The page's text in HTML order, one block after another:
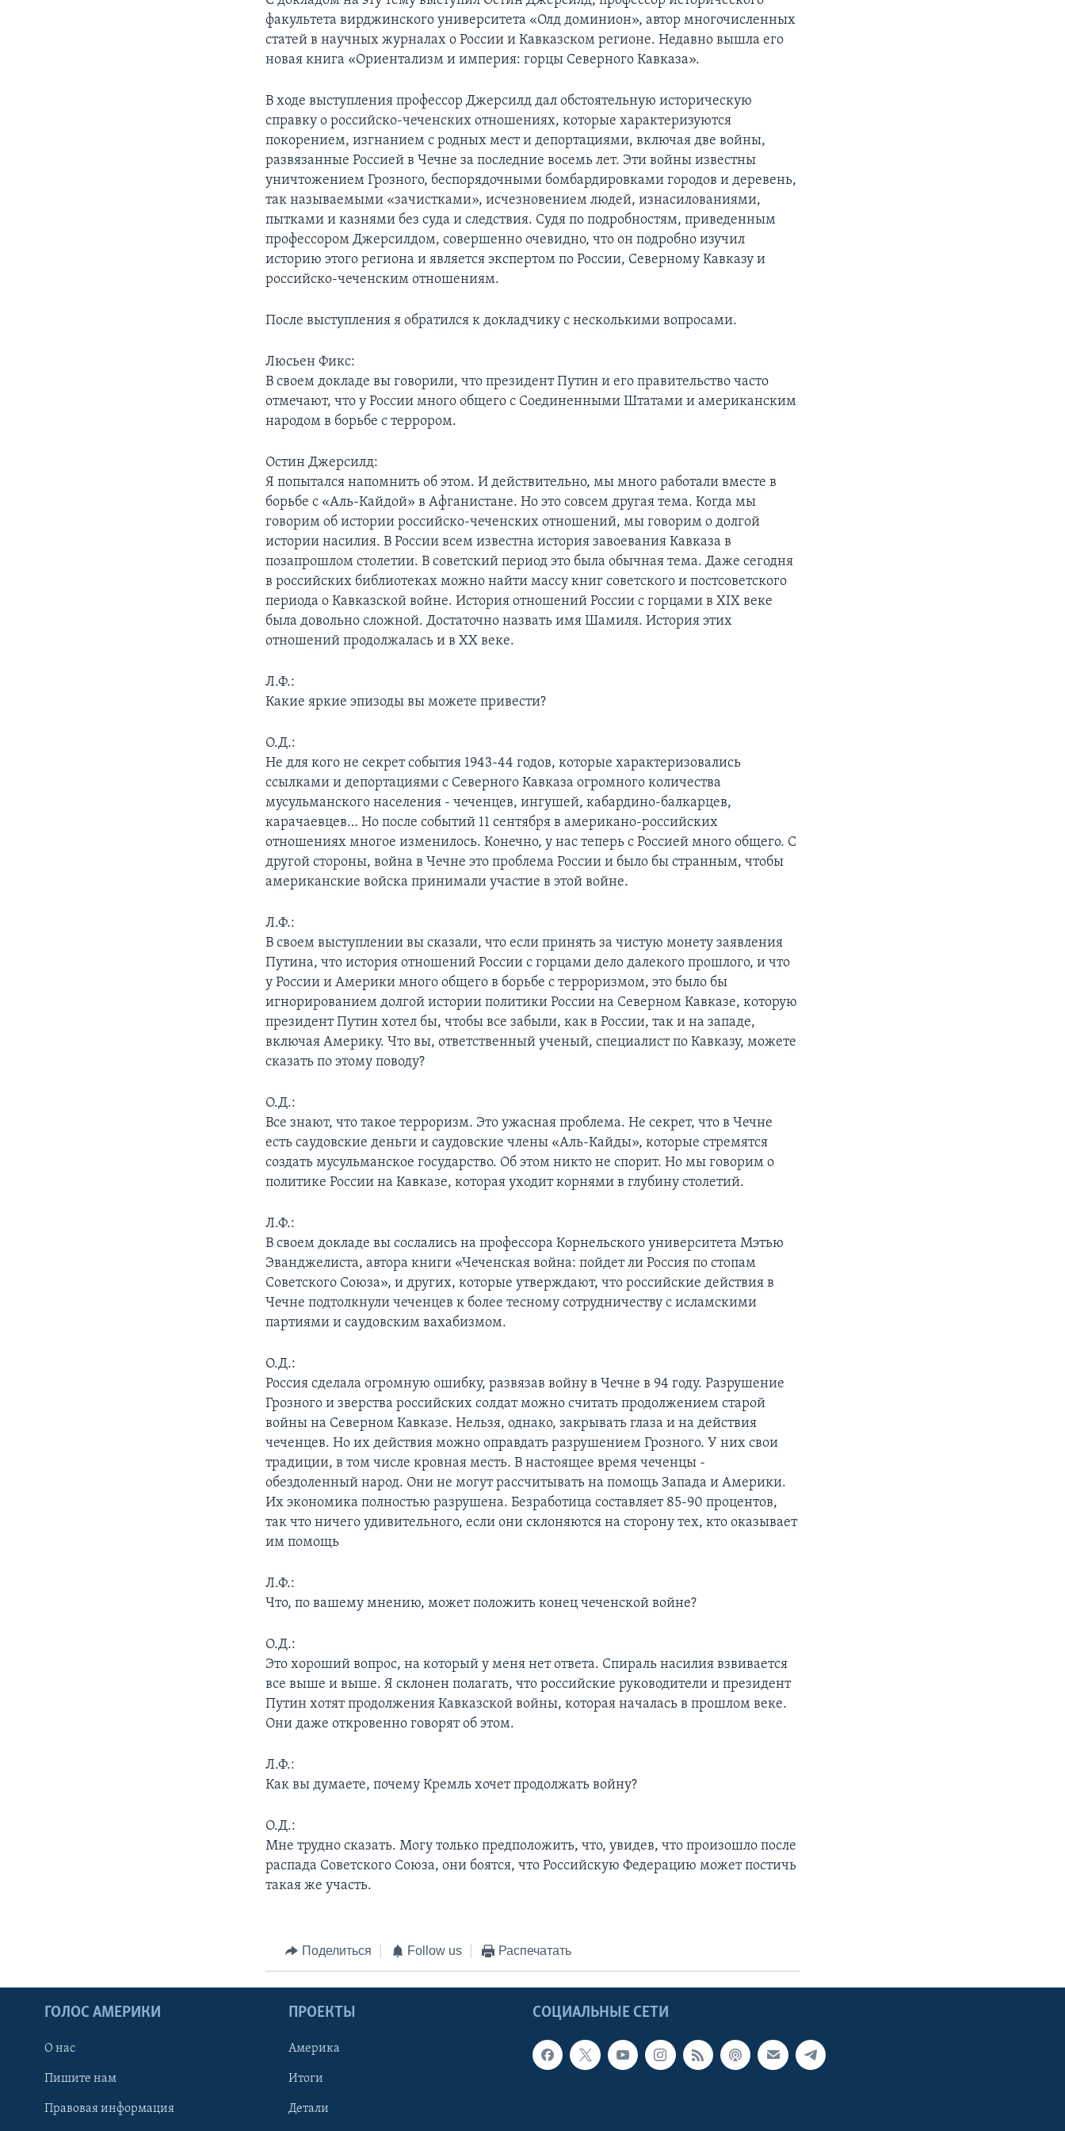
факультета вирджинского университета «Олд доминион», автор многочисленных
статей в научных журналах о России и Кавказском регионе. Недавно вышла его
новая книга «Ориентализм и империя: горцы Северного Кавказа».
В ходе выступления профессор Джерсилд дал обстоятельную историческую
справку о российско-чеченских отношениях, которые характеризуются
покорением, изгнанием с родных мест и депортациями, включая две войны,
развязанные Россией в Чечне за последние восемь лет. Эти войны известны
уничтожением Грозного, беспорядочными бомбардировками городов и деревень,
так называемыми «зачистками», исчезновением людей, изнасилованиями,
пытками и казнями без суда и следствия. Судя по подробностям, приведенным
профессором Джерсилдом, совершенно очевидно, что он подробно изучил
историю этого региона и является экспертом по России, Северному Кавказу и
российско-чеченским отношениям.
После выступления я обратился к докладчику с несколькими вопросами.
Люсьен Фикс:
В своем докладе вы говорили, что президент Путин и его правительство часто
отмечают, что у России много общего с Соединенными Штатами и американским
народом в борьбе с террором.
Остин Джерсилд:
Я попытался напомнить об этом. И действительно, мы много работали вместе в
борьбе с «Аль-Кайдой» в Афганистане. Но это совсем другая тема. Когда мы
говорим об истории российско-чеченских отношений, мы говорим о долгой
истории насилия. В России всем известна история завоевания Кавказа в
позапрошлом столетии. В советский период это была обычная тема. Даже сегодня
в российских библиотеках можно найти массу книг советского и постсоветского
периода о Кавказской войне. История отношений России с горцами в XIX веке
была довольно сложной. Достаточно назвать имя Шамиля. История этих
отношений продолжалась и в XX веке.
Л.Ф.:
Какие яркие эпизоды вы можете привести?
О.Д.:
Не для кого не секрет события 1943-44 годов, которые характеризовались
ссылками и депортациями с Северного Кавказа огромного количества
мусульманского населения - чеченцев, ингушей, кабардино-балкарцев,
карачаевцев… Но после событий 11 сентября в американо-российских
отношениях многое изменилось. Конечно, у нас теперь с Россией много общего. С
другой стороны, война в Чечне это проблема России и было бы странным, чтобы
американские войска принимали участие в этой войне.
Л.Ф.:
В своем выступлении вы сказали, что если принять за чистую монету заявления
Путина, что история отношений России с горцами дело далекого прошлого, и что
у России и Америки много общего в борьбе с терроризмом, это было бы
игнорированием долгой истории политики России на Северном Кавказе, которую
президент Путин хотел бы, чтобы все забыли, как в России, так и на западе,
включая Америку. Что вы, ответственный ученый, специалист по Кавказу, можете
сказать по этому поводу?
О.Д.:
Все знают, что такое терроризм. Это ужасная проблема. Не секрет, что в Чечне
есть саудовские деньги и саудовские члены «Аль-Кайды», которые стремятся
создать мусульманское государство. Об этом никто не спорит. Но мы говорим о
политике России на Кавказе, которая уходит корнями в глубину столетий.
Л.Ф.:
В своем докладе вы сослались на профессора Корнельского университета Мэтью
Эванджелиста, автора книги «Чеченская война: пойдет ли Россия по стопам
Советского Союза», и других, которые утверждают, что российские действия в
Чечне подтолкнули чеченцев к более тесному сотрудничеству с исламскими
партиями и саудовским вахабизмом.
О.Д.:
Россия сделала огромную ошибку, развязав войну в Чечне в 94 году. Разрушение
Грозного и зверства российских солдат можно считать продолжением старой
войны на Северном Кавказе. Нельзя, однако, закрывать глаза и на действия
чеченцев. Но их действия можно оправдать разрушением Грозного. У них свои
традиции, в том числе кровная месть. В настоящее время чеченцы -
обездоленный народ. Они не могут рассчитывать на помощь Запада и Америки.
Их экономика полностью разрушена. Безработица составляет 85-90 процентов,
так что ничего удивительного, если они склоняются на сторону тех, кто оказывает
им помощь
Л.Ф.:
Что, по вашему мнению, может положить конец чеченской войне?
О.Д.:
Это хороший вопрос, на который у меня нет ответа. Спираль насилия взвивается
все выше и выше. Я склонен полагать, что российские руководители и президент
Путин хотят продолжения Кавказской войны, которая началась в прошлом веке.
Они даже откровенно говорят об этом.
Л.Ф.:
Как вы думаете, почему Кремль хочет продолжать войну?
О.Д.:
Мне трудно сказать. Могу только предположить, что, увидев, что произошло после
распада Советского Союза, они боятся, что Российскую Федерацию может постичь
такая же участь.
Поделиться Follow us Распечатать
СОЦИАЛЬНЫЕ СЕТИ
ГОЛОС АМЕРИКИ
О нас
Пишите нам
Правовая информация
ПРОЕКТЫ
Америка
Итоги
Детали